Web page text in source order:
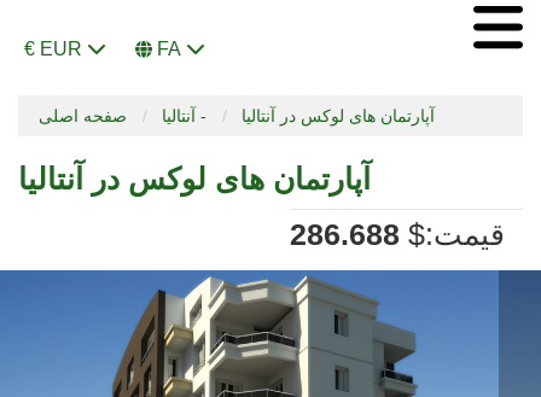
€ EUR FA
صفحه اصلی آنتالیا - آپارتمان های لوکس در آنتالیا
آپارتمان های لوکس در آنتالیا
:قیمت
286.688 $